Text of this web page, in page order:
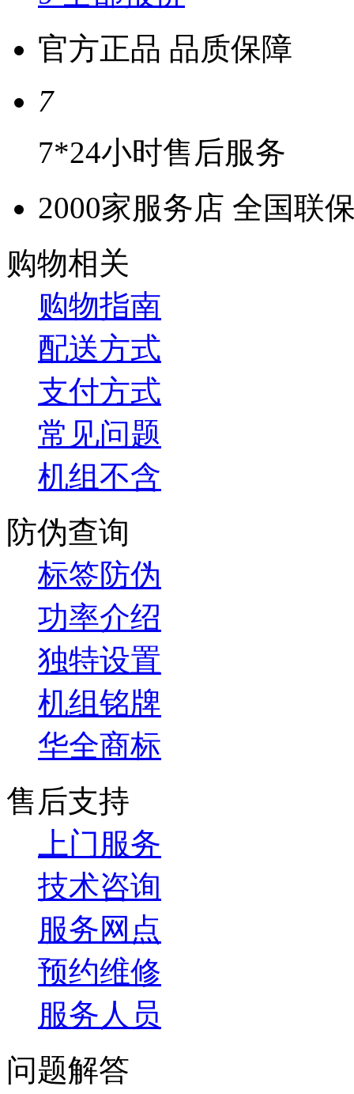
官方正品 品质保障
7
7*24小时售后服务
2000家服务店 全国联
购物相关
购物指南
配送方式
支付方式
常见问题
机组不含
防伪查询
标签防伪
功率介绍
独特设置
机组铭牌
华全商标
售后支持
上门服务
技术咨询
服务网点
预约维修
服务人员
问题解答